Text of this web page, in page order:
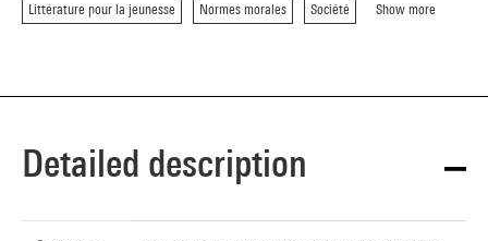
Littérature pour la jeunesse Normes morales Société Show more
Detailed description